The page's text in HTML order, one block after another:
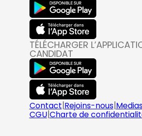
TÉLÉCHARGER
CANDIDAT
Contact|Rejoins-nous|
CGU|Charte de